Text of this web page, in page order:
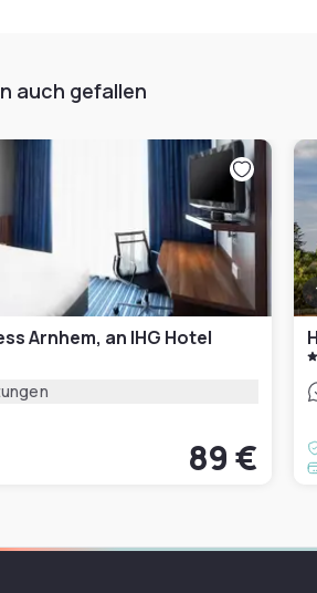
auch gefallen
Arnhem, an IHG Hotel
89 €